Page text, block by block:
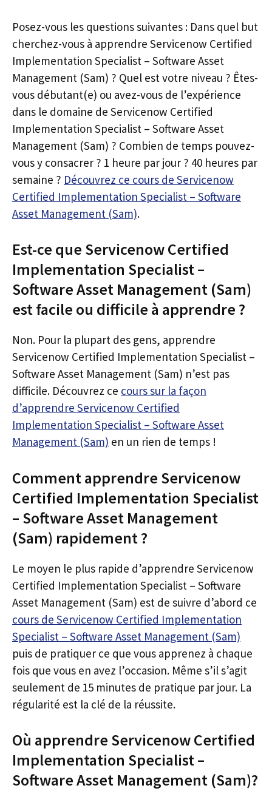
Posez-vous les questions suivantes : Dans quel but
cherchez-vous à apprendre Servicenow Certified
Implementation Specialist – Software Asset
Management (Sam) ? Quel est votre niveau ? Êtes-
vous débutant(e) ou avez-vous de l’expérience
dans le domaine de Servicenow Certified
Implementation Specialist – Software Asset
Management (Sam) ? Combien de temps pouvez-
vous y consacrer ? 1 heure par jour ? 40 heures par
semaine ? Découvrez ce cours de Servicenow
Certified Implementation Specialist – Software
Asset Management (Sam).
Est-ce que Servicenow Certified
Implementation Specialist –
Software Asset Management (Sam)
est facile ou difficile à apprendre ?
Non. Pour la plupart des gens, apprendre
Servicenow Certified Implementation Specialist –
Software Asset Management (Sam) n’est pas
difficile. Découvrez ce cours sur la façon
d’apprendre Servicenow Certified
Implementation Specialist – Software Asset
Management (Sam) en un rien de temps !
Comment apprendre Servicenow
Certified Implementation Specialist
– Software Asset Management
(Sam) rapidement ?
Le moyen le plus rapide d’apprendre Servicenow
Certified Implementation Specialist – Software
Asset Management (Sam) est de suivre d’abord ce
cours de Servicenow Certified Implementation
Specialist – Software Asset Management (Sam)
puis de pratiquer ce que vous apprenez à chaque
fois que vous en avez l’occasion. Même s’il s’agit
seulement de 15 minutes de pratique par jour. La
régularité est la clé de la réussite.
Où apprendre Servicenow Certified
Implementation Specialist –
Software Asset Management (Sam)?